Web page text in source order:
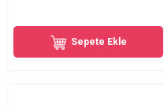
Sepete Ekle